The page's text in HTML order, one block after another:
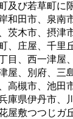
及び若草町に
和田市、泉南
茨木市、摂津
、庄屋、千里
目、西一津屋
屋、別府、三
高槻市、池田
庫県伊丹市、
屋敷つつじガ